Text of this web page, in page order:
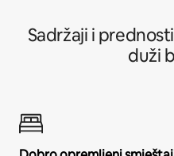
Sadržaji i
duži